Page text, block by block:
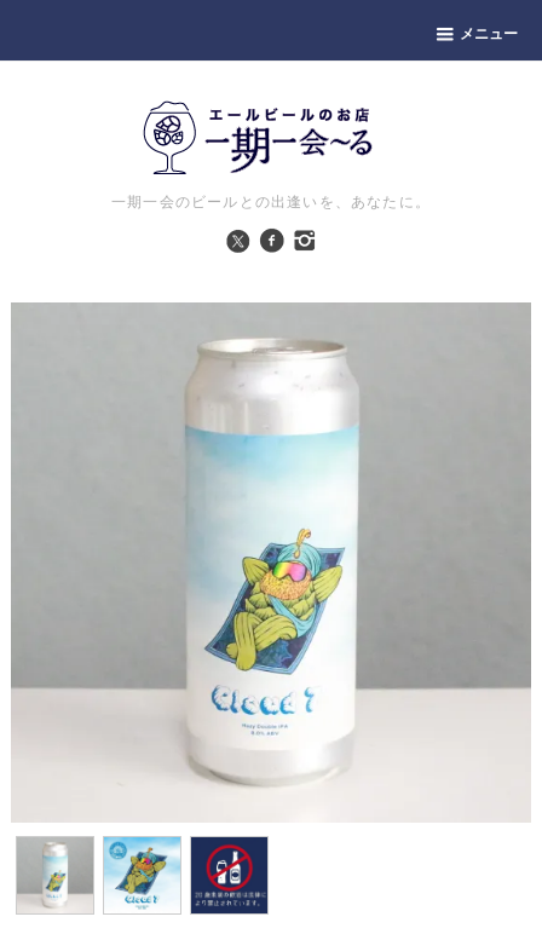
メニュー
一期一会のビールとの出逢いを、あなたに。